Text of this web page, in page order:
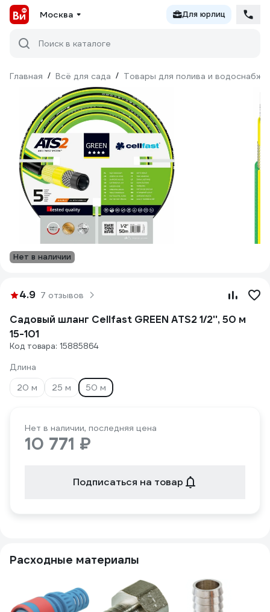
Москва Для юрлиц
Поиск в каталоге
Главная / Всё для сада / Товары для полива и
Нет в наличии
4.9 7 отзывов
Садовый шланг Cellfast GREEN ATS2 1/2'', 50 м
15-101
Код товара: 15885864
Длина
20 м
25 м 50 м
Нет в наличии, последняя цена
10 771 ₽
Подписаться на товар
Расходные материалы